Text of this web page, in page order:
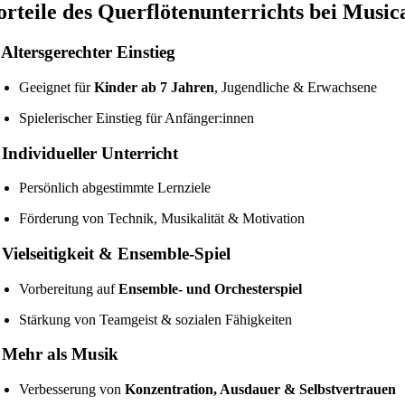
des Querflötenunterrichts bei
Einstieg
Geeignet fürKinder ab 7 Jahren, Jugendliche & Erwachsene
Spielerischer Einstieg für Anfänger:innen
Unterricht
Persönlich abgestimmte Lernziele
Förderung von Technik, Musikalität & Motivation
& Ensemble-Spiel
Vorbereitung aufEnsemble- und Orchesterspiel
Stärkung von Teamgeist & sozialen Fähigkeiten
als Musik
Verbesserung vonKonzentration, Ausdauer & Selbstvertrauen